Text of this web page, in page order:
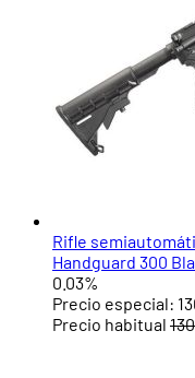
Rifle
Handguard 300
0.03%
Precio especial:
Precio habitual